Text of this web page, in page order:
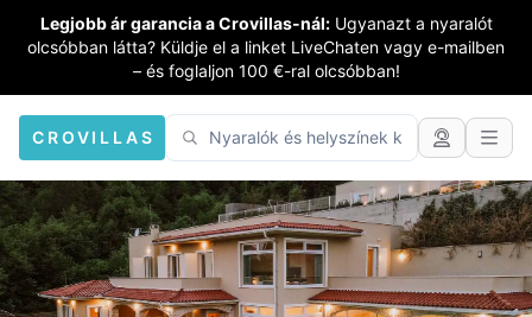
Legjobb ár garancia a Crovillas-nál: Ugyanazt a nyaralót
olcsóbban látta? Küldje el a linket LiveChaten vagy e-mailben
– és foglaljon 100 €-ral olcsóbban!
CROVILLAS